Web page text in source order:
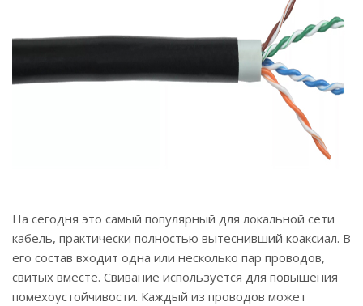
На сегодня это самый популярный для локальной сети
кабель, практически полностью вытеснивший коаксиал. В
его состав входит одна или несколько пар проводов,
свитых вместе. Свивание используется для повышения
помехоустойчивости. Каждый из проводов может